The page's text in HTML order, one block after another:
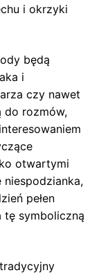
i okrzyki
będą
i
czy nawet
do rozmów,
otwartymi
niespodzianka,
pełen
tę symboliczną